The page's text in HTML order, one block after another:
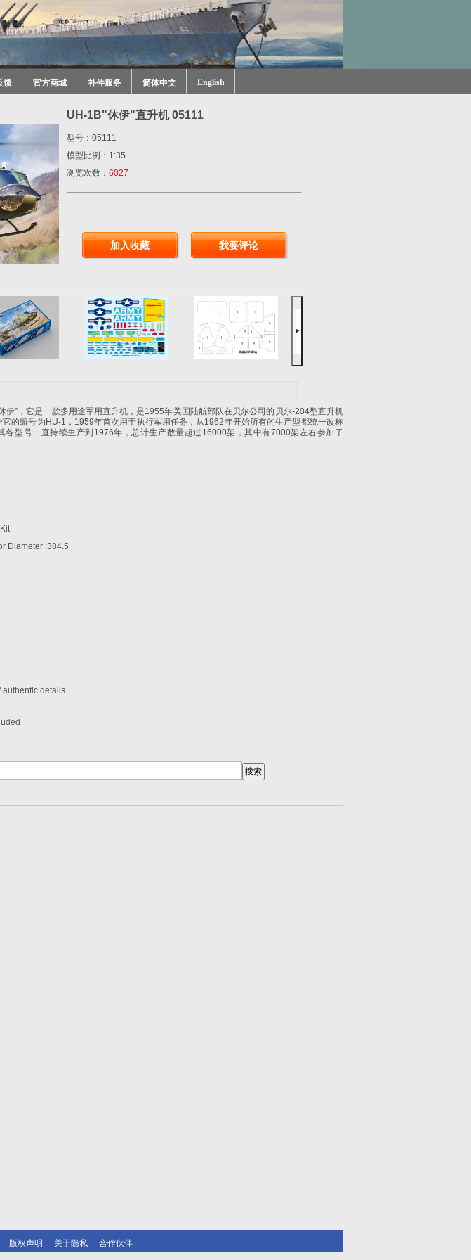
馈 官方商城 补件服务 简体中文 English
UH-1B"休伊"直升机 05111
型号：05111
模型比例：1:35
浏览次数： 6027
加入收藏 我要评论
”，它是一款多用途军用直升机，是1955年美国陆航部队在贝尔公司的贝尔-204型直升机
的编号为HU-1，1959年首次用于执行军用任务，从1962年开始所有的生产型都统一改称
各型号一直持续生产到1976年，总计生产数量超过16000架，其中有7000架左右参加了
Diameter :384.5
details
版权声明 关于隐私 合作伙伴